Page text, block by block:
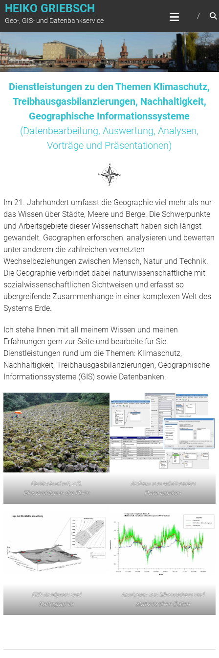
Zum
springen
HEIKO GRIEBSCH
Geo-, GIS- und Datenbankservice
Dienstleistungen zu den Themen Klimaschutz,
Treibhausgasbilanzierungen, Nachhaltigkeit,
Geographische Informationssysteme
(Datenbearbeitung, Auswertung, Analysen,
Vorträge und Präsentationen)
Im 21. Jahrhundert umfasst die Geographie viel mehr als nur
das Wissen über Städte, Meere und Berge. Die Schwerpunkte
und Arbeitsgebiete dieser Wissenschaft haben sich längst
gewandelt. Geographen erforschen, analysieren und bewerten
unter anderem die zahlreichen vernetzten
Wechselbeziehungen zwischen Mensch, Natur und Technik.
Die Geographie verbindet dabei naturwissenschaftliche mit
sozialwissenschaftlichen Sichtweisen und erfasst so
übergreifende Zusammenhänge in einer komplexen Welt des
Systems Erde.
Ich stehe Ihnen mit all meinem Wissen und meinen
Erfahrungen gern zur Seite und bearbeite für Sie
Dienstleistungen rund um die Themen: Klimaschutz,
Nachhaltigkeit, Treibhausgasbilanzierungen, Geographische
Informationssysteme (GIS) sowie Datenbanken.
Geländearbeit, z.B.
Blockhalden in der Rhön
Aufbau von relationalen
Datenbanken
GIS-Analysen und
Kartographie
Analysen von Messreihen und
statistischen Daten